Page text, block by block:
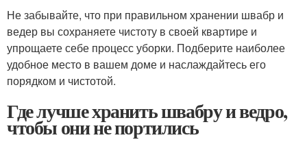
Не забывайте, что при правильном хранении швабр и
ведер вы сохраняете чистоту в своей квартире и
упрощаете себе процесс уборки. Подберите наиболее
удобное место в вашем доме и наслаждайтесь его
порядком и чистотой.
Где лучше хранить швабру и ведро,
чтобы они не портились